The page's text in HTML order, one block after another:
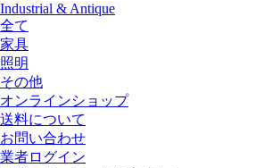
Industrial & Antique
全て
家具
照明
その他
オンラインショップ
送料について
お問い合わせ
業者ログイン